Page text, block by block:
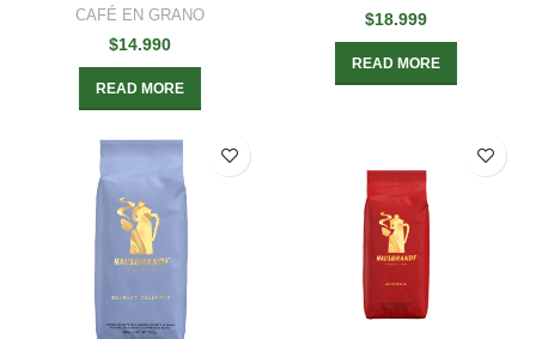
CAFÉ EN GRANO
$14.990
READ MORE
$18.999
READ MORE